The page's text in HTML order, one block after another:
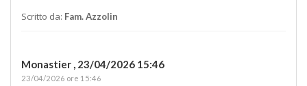
Scritto da: Fam. Azzolin
Monastier , 23/04/2026 15:46
23/04/2026 ore 15:46